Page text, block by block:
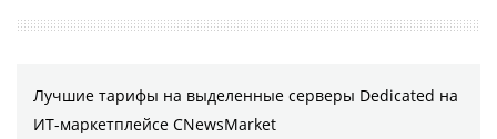
Лучшие тарифы на выделенные серверы Dedicated на
ИТ-маркетплейсе CNewsMarket